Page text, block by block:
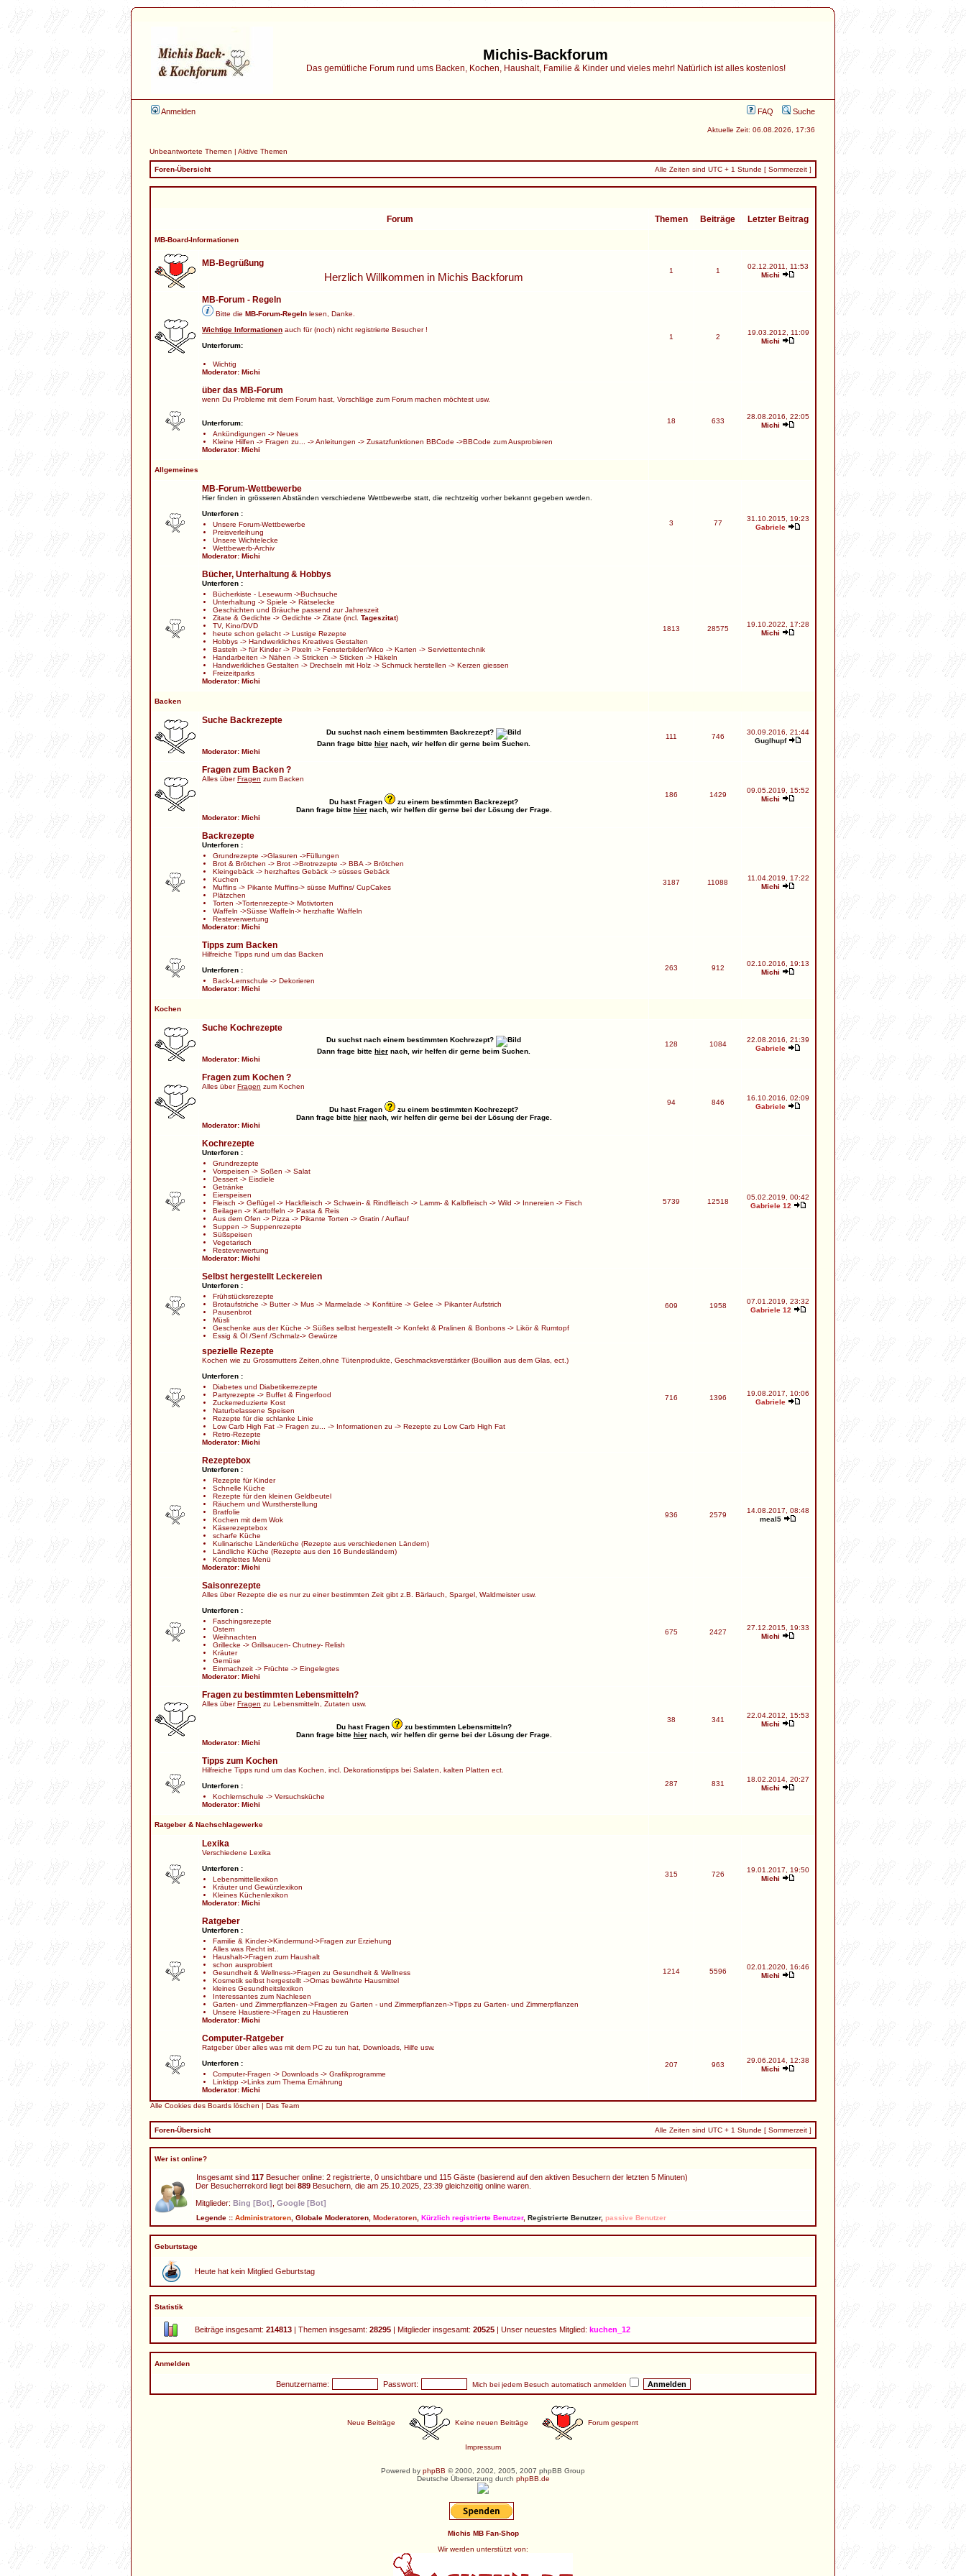
Michis-Backforum
Das gemütliche Forum rund ums Backen, Kochen, Haushalt, Familie & Kinder und vieles mehr! Natürlich ist alles kostenlos!
Anmelden FAQ Suche
Aktuelle Zeit: 06.08.2026, 17:36
Unbeantwortete Themen | Aktive Themen
Foren-Übersicht Alle Zeiten sind UTC + 1 Stunde [ Sommerzeit ]
Forum Themen Beiträge Letzter Beitrag
MB-Board-Informationen
MB-Begrüßung
Herzlich Willkommen in Michis Backforum
1 1
02.12.2011, 11:53
Michi
MB-Forum - Regeln
Bitte die MB-Forum-Regeln lesen, Danke.
Wichtige Informationen auch für (noch) nicht registrierte Besucher !
Unterforum:
Wichtig
Moderator: Michi
1 2
19.03.2012, 11:09
Michi
über das MB-Forum
wenn Du Probleme mit dem Forum hast, Vorschläge zum Forum machen möchtest usw.
Unterforum:
Ankündigungen -> Neues
Kleine Hilfen -> Fragen zu... ->Anleitungen -> Zusatzfunktionen BBCode ->BBCode zum Ausprobieren
Moderator: Michi
18 633
28.08.2016, 22:05
Michi
Allgemeines
MB-Forum-Wettbewerbe
Hier finden in grösseren Abständen verschiedene Wettbewerbe statt, die rechtzeitig vorher bekannt gegeben werden.
Unterforen :
Unsere Forum-Wettbewerbe
Preisverleihung
Unsere Wichtelecke
Wettbewerb-Archiv
Moderator: Michi
3 77
31.10.2015, 19:23
Gabriele
Bücher, Unterhaltung & Hobbys
Unterforen :
Bücherkiste - Lesewurm ->Buchsuche
Unterhaltung -> Spiele -> Rätselecke
Geschichten und Bräuche passend zur Jahreszeit
Zitate & Gedichte -> Gedichte -> Zitate (incl. Tageszitat)
TV, Kino/DVD
heute schon gelacht -> Lustige Rezepte
Hobbys -> Handwerkliches Kreatives Gestalten
Basteln -> für Kinder-> Pixeln -> Fensterbilder/Wico -> Karten -> Serviettentechnik
Handarbeiten -> Nähen -> Stricken -> Sticken -> Häkeln
Handwerkliches Gestalten -> Drechseln mit Holz -> Schmuck herstellen -> Kerzen giessen
Freizeitparks
Moderator: Michi
1813 28575
19.10.2022, 17:28
Michi
Backen
Suche Backrezepte
Du suchst nach einem bestimmten Backrezept?
Dann frage bitte hier nach, wir helfen dir gerne beim Suchen.
Moderator: Michi
111 746
30.09.2016, 21:44
Guglhupf
Fragen zum Backen ?
Alles überFragen zum Backen
Du hast Fragen
zu einem bestimmten Backrezept?
Dann frage bitte hiernach, wir helfen dir gerne bei der Lösung der Frage.
Moderator: Michi
186 1429
09.05.2019, 15:52
Michi
Backrezepte
Unterforen :
Grundrezepte ->Glasuren ->Füllungen
Brot & Brötchen -> Brot ->Brotrezepte -> BBA -> Brötchen
Kleingebäck -> herzhaftes Gebäck -> süsses Gebäck
Kuchen
Muffins -> Pikante Muffins-> süsse Muffins/ CupCakes
Plätzchen
Torten ->Tortenrezepte-> Motivtorten
Waffeln ->Süsse Waffeln-> herzhafte Waffeln
Resteverwertung
Moderator: Michi
3187 11088
11.04.2019, 17:22
Michi
Tipps zum Backen
Hilfreiche Tipps rund um das Backen
Unterforen :
Back-Lernschule -> Dekorieren
Moderator: Michi
263 912
02.10.2016, 19:13
Michi
Kochen
Suche Kochrezepte
Du suchst nach einem bestimmten Kochrezept?
Dann frage bitte hier nach, wir helfen dir gerne beim Suchen.
Moderator: Michi
128 1084
22.08.2016, 21:39
Gabriele
Fragen zum Kochen ?
Alles überFragen zum Kochen
Du hast Fragen
zu einem bestimmten Kochrezept?
Dann frage bitte hiernach, wir helfen dir gerne bei der Lösung der Frage.
Moderator: Michi
94 846
16.10.2016, 02:09
Gabriele
Kochrezepte
Unterforen :
Grundrezepte
Vorspeisen -> Soßen -> Salat
Dessert -> Eisdiele
Getränke
Eierspeisen
Fleisch -> Geflügel -> Hackfleisch -> Schwein- & Rindfleisch -> Lamm- & Kalbfleisch -> Wild -> Innereien -> Fisch
Beilagen -> Kartoffeln -> Pasta & Reis
Aus dem Ofen -> Pizza -> Pikante Torten -> Gratin / Auflauf
Suppen -> Suppenrezepte
Süßspeisen
Vegetarisch
Resteverwertung
Moderator: Michi
5739 12518
05.02.2019, 00:42
Gabriele 12
Selbst hergestellt Leckereien
Unterforen :
Frühstücksrezepte
Brotaufstriche -> Butter-> Mus -> Marmelade -> Konfitüre -> Gelee -> Pikanter Aufstrich
Pausenbrot
Müsli
Geschenke aus der Küche -> Süßes selbst hergestellt -> Konfekt & Pralinen & Bonbons -> Likör & Rumtopf
Essig & Öl /Senf /Schmalz-> Gewürze
609 1958
07.01.2019, 23:32
Gabriele 12
spezielle Rezepte
Kochen wie zu Grossmutters Zeiten,ohne Tütenprodukte, Geschmacksverstärker (Bouillion aus dem Glas, ect.)
Unterforen :
Diabetes und Diabetikerrezepte
Partyrezepte -> Buffet & Fingerfood
Zuckerreduzierte Kost
Naturbelassene Speisen
Rezepte für die schlanke Linie
Low Carb High Fat -> Fragen zu... -> Informationen zu -> Rezepte zu Low Carb High Fat
Retro-Rezepte
Moderator: Michi
716 1396
19.08.2017, 10:06
Gabriele
Rezeptebox
Unterforen :
Rezepte für Kinder
Schnelle Küche
Rezepte für den kleinen Geldbeutel
Räuchern und Wurstherstellung
Bratfolie
Kochen mit dem Wok
Käserezeptebox
scharfe Küche
Kulinarische Länderküche (Rezepte aus verschiedenen Ländern)
Ländliche Küche (Rezepte aus den 16 Bundesländern)
Komplettes Menü
Moderator: Michi
936 2579
14.08.2017, 08:48
meal5
Saisonrezepte
Alles über Rezepte die es nur zu einer bestimmten Zeit gibt z.B. Bärlauch, Spargel, Waldmeister usw.
Unterforen :
Faschingsrezepte
Ostern
Weihnachten
Grillecke -> Grillsaucen- Chutney- Relish
Kräuter
Gemüse
Einmachzeit -> Früchte -> Eingelegtes
Moderator: Michi
675 2427
27.12.2015, 19:33
Michi
Fragen zu bestimmten Lebensmitteln?
Alles überFragen zu Lebensmitteln, Zutaten usw.
Du hast Fragen
zu bestimmten Lebensmitteln?
Dann frage bitte hiernach, wir helfen dir gerne bei der Lösung der Frage.
Moderator: Michi
38 341
22.04.2012, 15:53
Michi
Tipps zum Kochen
Hilfreiche Tipps rund um das Kochen, incl. Dekorationstipps bei Salaten, kalten Platten ect.
Unterforen :
Kochlernschule -> Versuchsküche
Moderator: Michi
287 831
18.02.2014, 20:27
Michi
Ratgeber & Nachschlagewerke
Lexika
Verschiedene Lexika
Unterforen :
Lebensmittellexikon
Kräuter und Gewürzlexikon
Kleines Küchenlexikon
Moderator: Michi
315 726
19.01.2017, 19:50
Michi
Ratgeber
Unterforen :
Familie & Kinder->Kindermund->Fragen zur Erziehung
Alles was Recht ist..
Haushalt->Fragen zum Haushalt
schon ausprobiert
Gesundheit & Wellness->Fragen zu Gesundheit & Wellness
Kosmetik selbst hergestellt ->Omas bewährte Hausmittel
kleines Gesundheitslexikon
Interessantes zum Nachlesen
Garten- und Zimmerpflanzen->Fragen zu Garten - und Zimmerpflanzen->Tipps zu Garten- und Zimmerpflanzen
Unsere Haustiere->Fragen zu Haustieren
Moderator: Michi
1214 5596
02.01.2020, 16:46
Michi
Computer-Ratgeber
Ratgeber über alles was mit dem PC zu tun hat, Downloads, Hilfe usw.
Unterforen :
Computer-Fragen -> Downloads -> Grafikprogramme
Linktipp ->Links zum Thema Ernährung
Moderator: Michi
207 963
29.06.2014, 12:38
Michi
Alle Cookies des Boards löschen | Das Team
Foren-Übersicht Alle Zeiten sind UTC + 1 Stunde [ Sommerzeit ]
Wer ist online?
Insgesamt sind 117 Besucher online: 2 registrierte, 0 unsichtbare und 115 Gäste (basierend auf den aktiven Besuchern der letzten 5 Minuten)
Der Besucherrekord liegt bei 889 Besuchern, die am 25.10.2025, 23:39 gleichzeitig online waren.
Mitglieder: Bing [Bot] Google [Bot]
Legende :: Administratoren Globale Moderatoren Moderatoren Kürzlich registrierte Benutzer, Registrierte Benutzer, passive Benutzer
Geburtstage
Heute hat kein Mitglied Geburtstag
Statistik
Beiträge insgesamt: 214813 | Themen insgesamt: 28295 | Mitglieder insgesamt: 20525 | Unser neuestes Mitglied: kuchen_12
Anmelden
Benutzername: Passwort: Mich bei jedem Besuch automatisch anmelden
Neue Beiträge Keine neuen Beiträge Forum gesperrt
Impressum
Powered by phpBB © 2000, 2002, 2005, 2007 phpBB Group
Deutsche Übersetzung durch phpBB.de
Michis MB Fan-Shop
Wir werden unterstützt von: